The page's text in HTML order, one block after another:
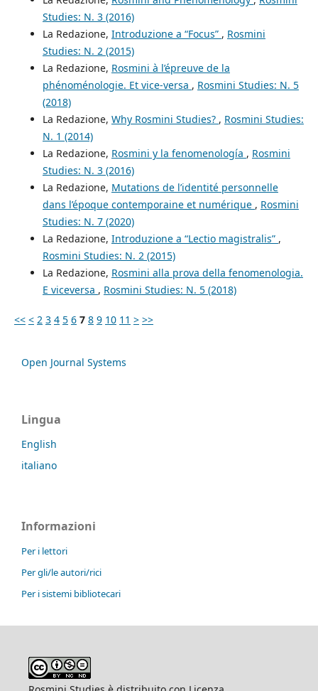
Studies: N. 3 (2016)
La Redazione, Introduzione a “Focus” , Rosmini
Studies: N. 2 (2015)
La Redazione, Rosmini à l’épreuve de la
phénoménologie. Et vice-versa , Rosmini Studies: N. 5
(2018)
La Redazione, Why Rosmini Studies? , Rosmini Studies:
N. 1 (2014)
La Redazione, Rosmini y la fenomenología , Rosmini
Studies: N. 3 (2016)
La Redazione, Mutations de l’identité personnelle
dans l’époque contemporaine et numérique , Rosmini
Studies: N. 7 (2020)
La Redazione, Introduzione a “Lectio magistralis” ,
Rosmini Studies: N. 2 (2015)
La Redazione, Rosmini alla prova della fenomenologia.
E viceversa , Rosmini Studies: N. 5 (2018)
<< < 2 3 4 5 6 7 8 9 10 11 > >>
Open Journal Systems
Lingua
English
italiano
Informazioni
Per i lettori
Per gli/le autori/rici
Per i sistemi bibliotecari